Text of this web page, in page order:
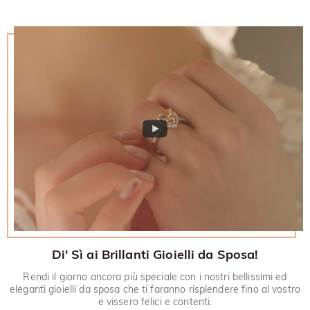
Di' Sì ai Brillanti Gioielli da Sposa!
Rendi il giorno ancora più speciale con i nostri bellissimi ed
eleganti gioielli da sposa che ti faranno risplendere fino al vostro
e vissero felici e contenti.